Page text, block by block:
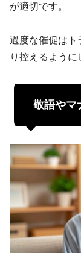
が適切です。
過度な催促はト
り控えるように
敬語やマ